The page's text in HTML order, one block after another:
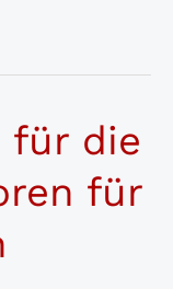
für die
für